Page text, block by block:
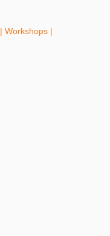
| Workshops |